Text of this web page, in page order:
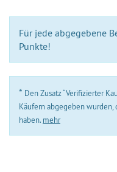
Für jede abgegebene
Punkte!
* Den Zusatz “Verifizierter
Käufern abgegeben wurden,
haben. mehr